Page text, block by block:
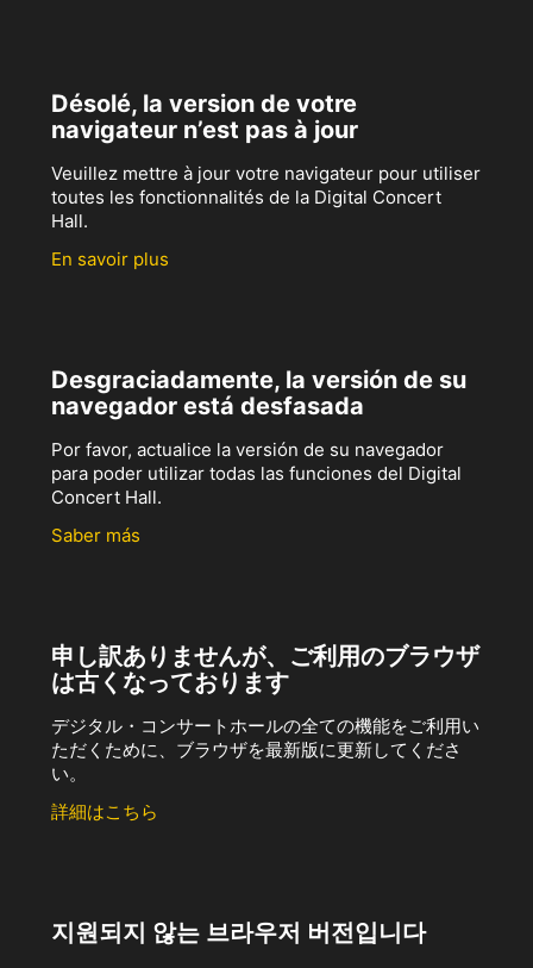
Désolé, la version de votre
navigateur n’est pas à jour
Veuillez mettre à jour votre navigateur pour utiliser
toutes les fonctionnalités de la Digital Concert
Hall.
En savoir plus
Desgraciadamente, la versión de su
navegador está desfasada
Por favor, actualice la versión de su navegador
para poder utilizar todas las funciones del Digital
Concert Hall.
Saber más
申し訳ありませんが、ご利用のブラウザ
は古くなっております
デジタル・コンサートホールの全ての機能をご利用い
ただくために、ブラウザを最新版に更新してくださ
い。
詳細はこちら
지원되지 않는 브라우저 버전입니다